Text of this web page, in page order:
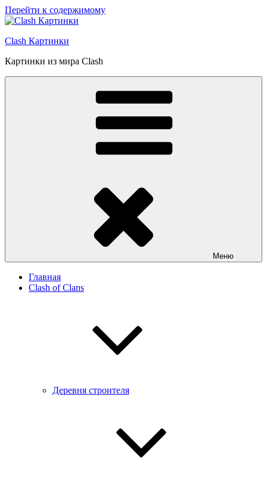
Перейти к содержимому
Clash Картинки
Картинки из мира Clash
Меню
Главная
Clash of Clans
Деревня строителя